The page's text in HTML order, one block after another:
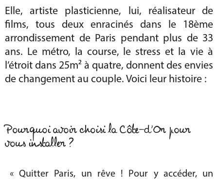
Elle, artiste plasticienne, lui, réalisateur de
films, tous deux enracinés dans le 18ème
arrondissement de Paris pendant plus de 33
ans. Le métro, la course, le stress et la vie à
l’étroit dans 25m² à quatre, donnent des envies
de changement au couple. Voici leur histoire :
Pourquoi avoir choisi la Côte-d’Or pour
vous installer ?
« Quitter Paris, un rêve ! Pour y accéder, un